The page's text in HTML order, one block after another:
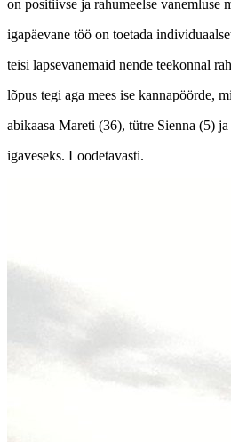
on positiivse ja rahumeelse vanemluse
igapäevane töö on toetada
teisi lapsevanemaid nende teekonnal
lõpus tegi aga mees ise kannapöörde,
abikaasa Mareti (36), tütre Sienna (5)
igaveseks. Loodetavasti.